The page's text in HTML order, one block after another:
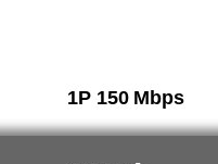
1P 150 Mbps